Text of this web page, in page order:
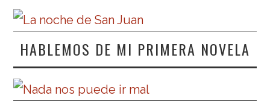
HABLEMOS DE MI PRIMERA NOVELA